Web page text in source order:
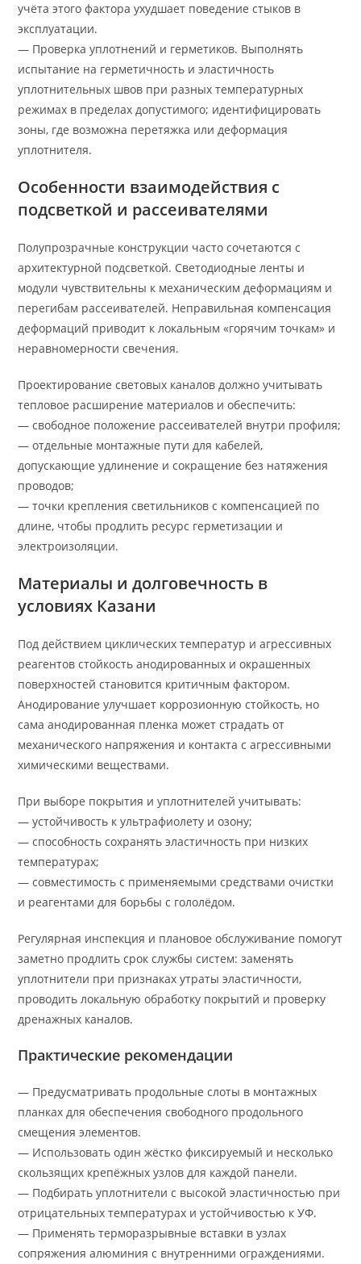
учёта этого фактора ухудшает поведение стыков в
эксплуатации.
— Проверка уплотнений и герметиков. Выполнять
испытание на герметичность и эластичность
уплотнительных швов при разных температурных
режимах в пределах допустимого; идентифицировать
зоны, где возможна перетяжка или деформация
уплотнителя.
Особенности взаимодействия с
подсветкой и рассеивателями
Полупрозрачные конструкции часто сочетаются с
архитектурной подсветкой. Светодиодные ленты и
модули чувствительны к механическим деформациям и
перегибам рассеивателей. Неправильная компенсация
деформаций приводит к локальным «горячим точкам» и
неравномерности свечения.
Проектирование световых каналов должно учитывать
тепловое расширение материалов и обеспечить:
— свободное положение рассеивателей внутри профиля;
— отдельные монтажные пути для кабелей,
допускающие удлинение и сокращение без натяжения
проводов;
— точки крепления светильников с компенсацией по
длине, чтобы продлить ресурс герметизации и
электроизоляции.
Материалы и долговечность в
условиях Казани
Под действием циклических температур и агрессивных
реагентов стойкость анодированных и окрашенных
поверхностей становится критичным фактором.
Анодирование улучшает коррозионную стойкость, но
сама анодированная пленка может страдать от
механического напряжения и контакта с агрессивными
химическими веществами.
При выборе покрытия и уплотнителей учитывать:
— устойчивость к ультрафиолету и озону;
— способность сохранять эластичность при низких
температурах;
— совместимость с применяемыми средствами очистки
и реагентами для борьбы с гололёдом.
Регулярная инспекция и плановое обслуживание помогут
заметно продлить срок службы систем: заменять
уплотнители при признаках утраты эластичности,
проводить локальную обработку покрытий и проверку
дренажных каналов.
Практические рекомендации
— Предусматривать продольные слоты в монтажных
планках для обеспечения свободного продольного
смещения элементов.
— Использовать один жёстко фиксируемый и несколько
скользящих крепёжных узлов для каждой панели.
— Подбирать уплотнители с высокой эластичностью при
отрицательных температурах и устойчивостью к УФ.
— Применять терморазрывные вставки в узлах
сопряжения алюминия с внутренними ограждениями.